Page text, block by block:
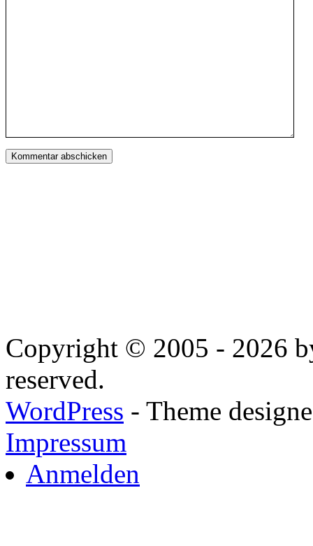
Copyright © 2005 - 2026
reserved.
WordPress - Theme
Impressum
Anmelden